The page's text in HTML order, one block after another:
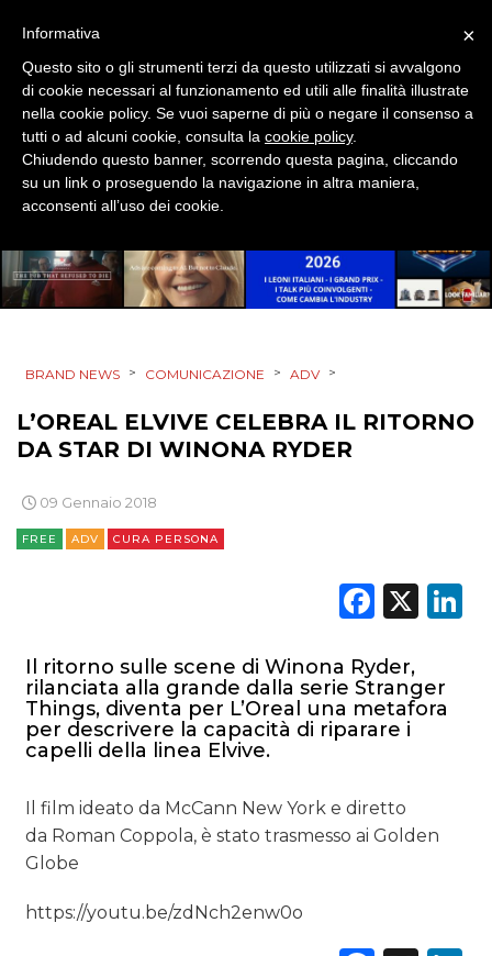
SPONSOR
DESIGN
EVENTI
MOBILE
PROMOZIONI
PRODOTTI
CSR
CINEMA
DIGITALE
ESTERNA
BRAND NEWS > COMUNICAZIONE > ADV >
L’OREAL ELVIVE CELEBRA IL RITORNO
DA STAR DI WINONA RYDER
09 Gennaio 2018
FREE ADV CURA PERSONA
X
Il ritorno sulle scene di Winona Ryder,
rilanciata alla grande dalla serie Stranger
Things, diventa per L’Oreal una metafora
per descrivere la capacità di riparare i
capelli della linea Elvive.
Il film ideato da McCann New York e diretto
da Roman Coppola, è stato trasmesso ai Golden
Globe
https://youtu.be/zdNch2enw0o
×
Informativa
Questo sito o gli strumenti terzi da questo utilizzati si avvalgono
di cookie necessari al funzionamento ed utili alle finalità illustrate
nella cookie policy. Se vuoi saperne di più o negare il consenso a
tutti o ad alcuni cookie, consulta la cookie policy.
Chiudendo questo banner, scorrendo questa pagina, cliccando
su un link o proseguendo la navigazione in altra maniera,
acconsenti all’uso dei cookie.